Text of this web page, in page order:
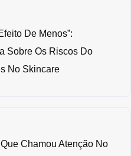
De Menos”:
Sobre Os Riscos Do
No Skincare
Chamou Atenção No